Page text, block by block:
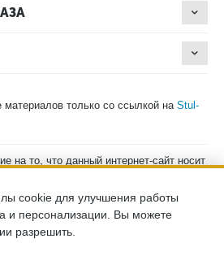
материалов только со ссылкой на Stul-
на то, что данный интернет-сайт носит
(2) Гражданского кодекса Российской
подробной информации о наличии и
пожалуйста, обращайтесь к
компании по телефону.
cookie для улучшения работы
и персонализации. Вы можете
разрешить.